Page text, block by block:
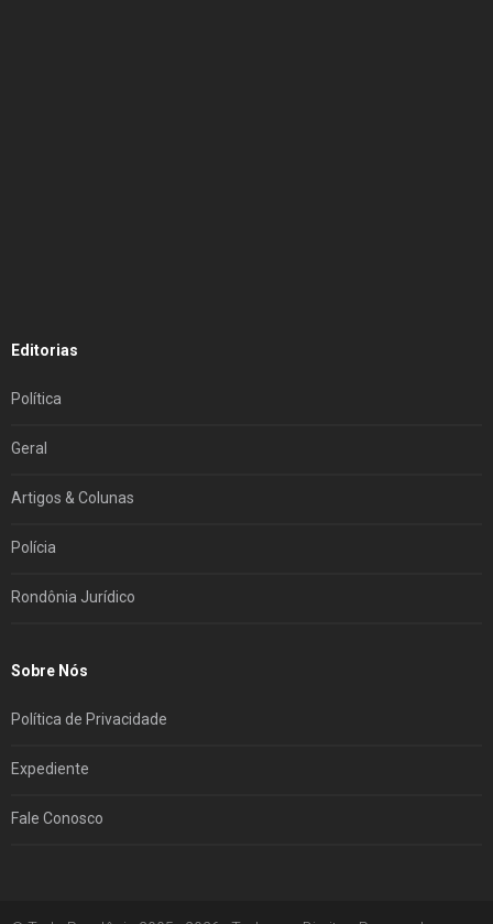
Editorias
Política
Geral
Artigos & Colunas
Polícia
Rondônia Jurídico
Sobre Nós
Política de Privacidade
Expediente
Fale Conosco